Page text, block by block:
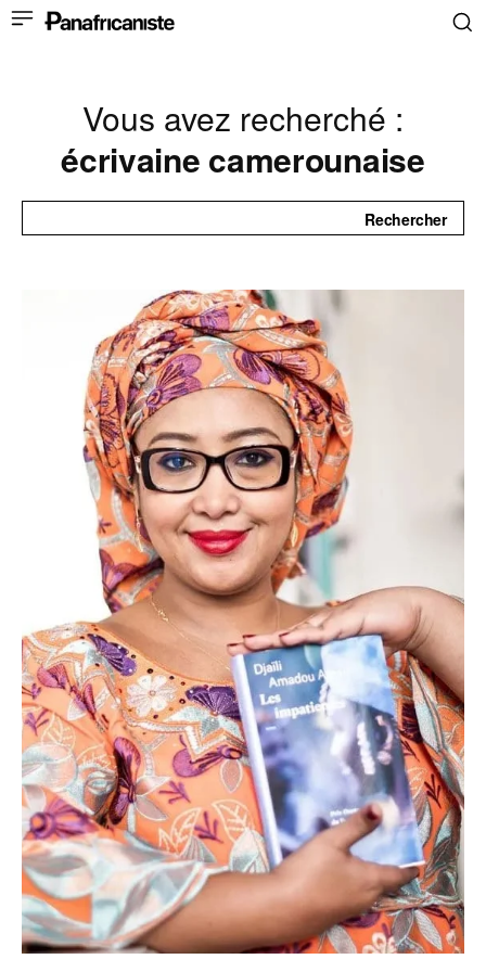
Vous avez recherché :
écrivaine camerounaise
Rechercher